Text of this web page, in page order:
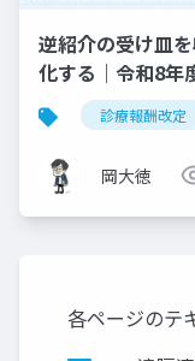
逆紹介の受け皿
化する｜令和8年
「特定機能病院等
患者受入加算」
践ガイド
診療報酬改定
岡大徳
各ページのテ